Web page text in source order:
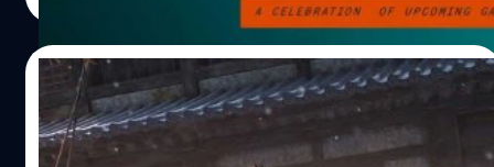
11/06/2023
แฟนเกมลงความเห็นให้ Sekiro เป็นเกมจาก
FromSoftware ที่ยากที่สุด